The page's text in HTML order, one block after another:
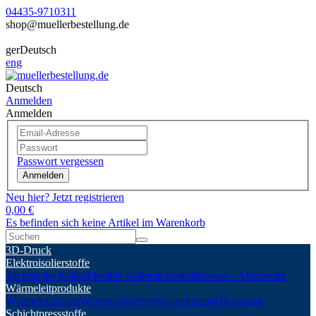
04435-9710311
shop@muellerbestellung.de
gerDeutsch
eng
Deutsch
Anmelden
Anmelden
Passwort vergessen
Anmelden
Neu hier? Jetzt registrieren
0,00 €
Es befinden sich keine Artikel im Warenkorb
3D-Druck
Elektroisolierstoffe
Technische FolienFlexible IsolierstoffeRollenware - Abschnitte
Wärmeleitprodukte
WärmeleitpastenWärmeleitkleberWärmeleitpadsBergquist
Schichtpressstoffe